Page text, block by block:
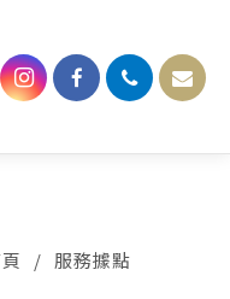
/ 服務據點